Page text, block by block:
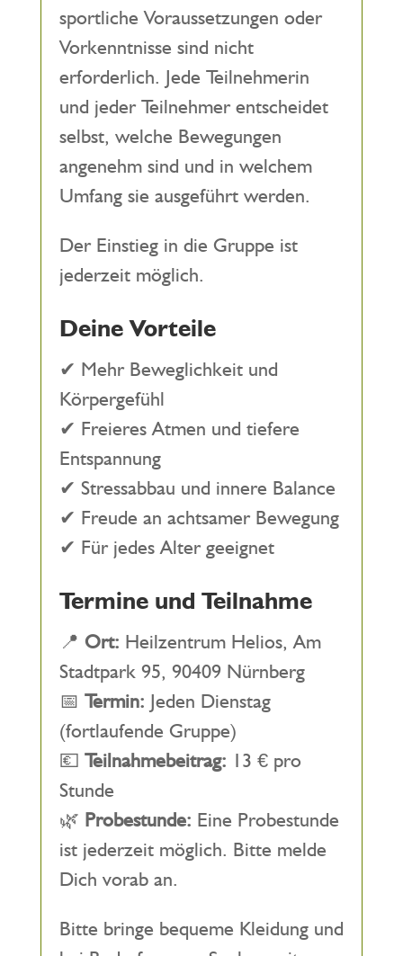
sportliche Voraussetzungen oder
Vorkenntnisse sind nicht
erforderlich. Jede Teilnehmerin
und jeder Teilnehmer entscheidet
selbst, welche Bewegungen
angenehm sind und in welchem
Umfang sie ausgeführt werden.
Der Einstieg in die Gruppe ist
jederzeit möglich.
Deine Vorteile
✔ Mehr Beweglichkeit und
Körpergefühl
✔ Freieres Atmen und tiefere
Entspannung
✔ Stressabbau und innere Balance
✔ Freude an achtsamer Bewegung
✔ Für jedes Alter geeignet
Termine und Teilnahme
📍 Ort: Heilzentrum Helios, Am
Stadtpark 95, 90409 Nürnberg
📅 Termin: Jeden Dienstag
(fortlaufende Gruppe)
💶 Teilnahmebeitrag: 13 € pro
Stunde
🌿 Probestunde: Eine Probestunde
ist jederzeit möglich. Bitte melde
Dich vorab an.
Bitte bringe bequeme Kleidung und